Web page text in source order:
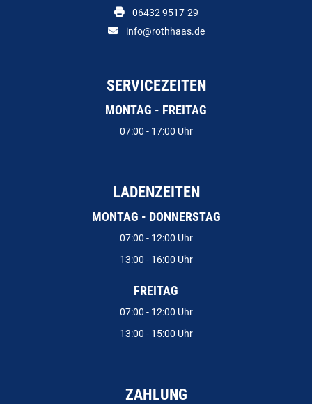
06432 9517-29
info@rothhaas.de
SERVICEZEITEN
MONTAG - FREITAG
07:00 - 17:00 Uhr
LADENZEITEN
MONTAG - DONNERSTAG
07:00 - 12:00 Uhr
13:00 - 16:00 Uhr
FREITAG
07:00 - 12:00 Uhr
13:00 - 15:00 Uhr
ZAHLUNG